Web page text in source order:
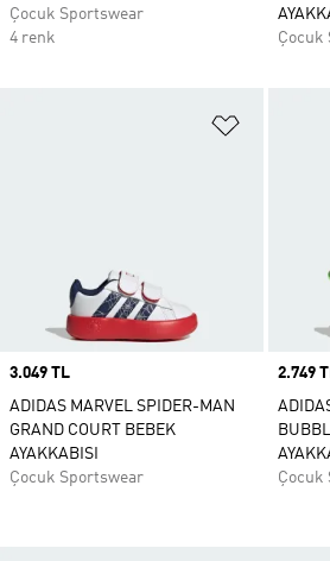
Çocuk Sportswear
4 renk
Çocuk
Price
3.049 TL
ADIDAS MARVEL SPIDER-MAN
GRAND COURT BEBEK
AYAKKABISI
Çocuk Sportswear
Price
2.749
Çocuk